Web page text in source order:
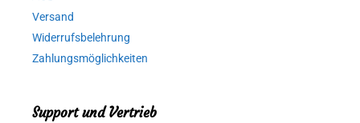
Versand
Widerrufsbelehrung
Zahlungsmöglichkeiten
Support und Vertrieb